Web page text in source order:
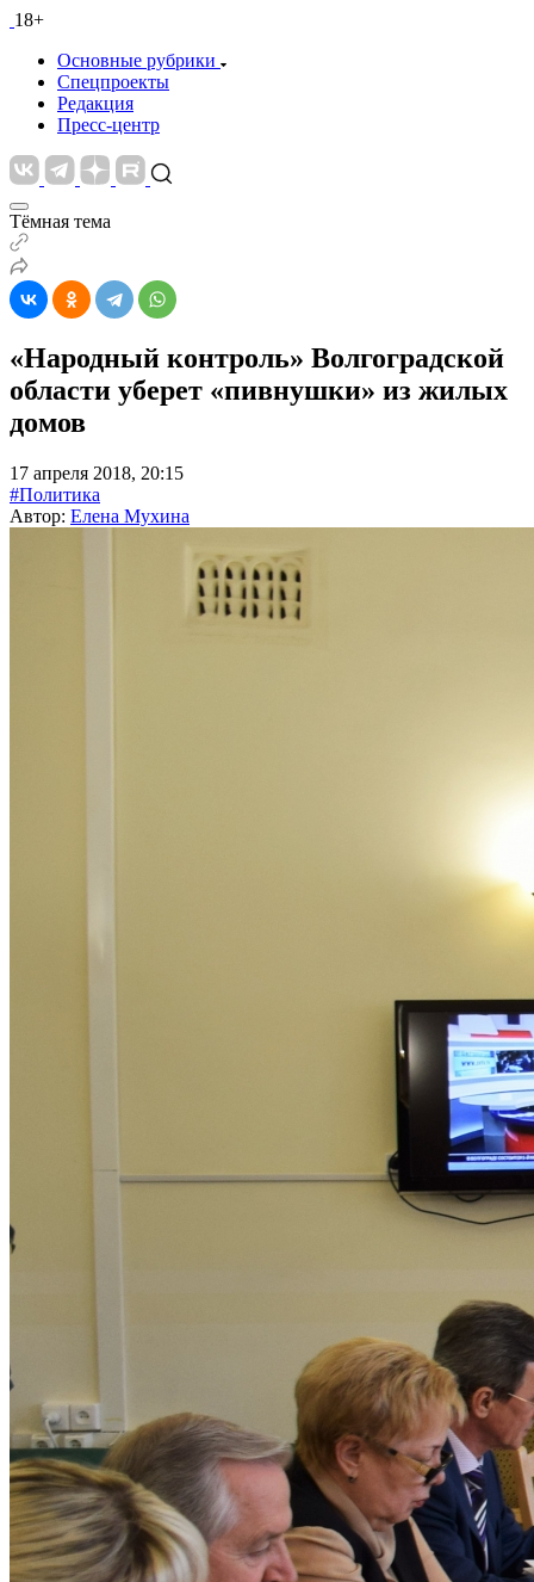
18+
Основные рубрики
Спецпроекты
Редакция
Пресс-центр
Тёмная тема
«Народный контроль» Волгоградской
области уберет «пивнушки» из жилых
домов
17 апреля 2018, 20:15
#Политика
Автор: Елена Мухина